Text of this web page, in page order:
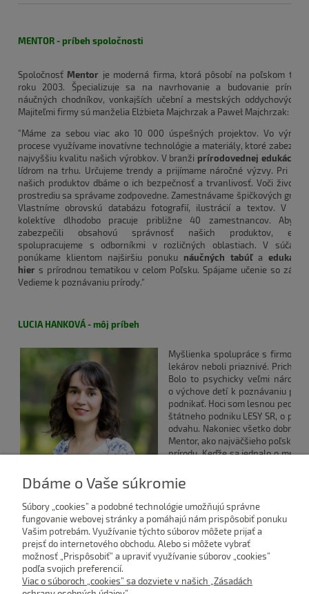
MENTOR - príbeh spoločnosti
Spoločnosť Mentor je moderná firma, ktorá pôsobí na poľskom trhu
roku 2003. Špecializuje sa na navrhovanie a budovanie
náučných chodníkov, vonkajších učební a mestských oddychových
Majiteľmi firmy sú manželia Elżbieta Majchrzak a Paweł Majchrzak:
"Máme za sebou viac ako 10 000 úspešných projektov. Vo
procese využívame inovatívne technológie a materiály, ktoré
najvyššiu kvalitu našich výrobkov. V branži prírodovednej edukácie
lídrom na trhu. Určujeme trendy a prijímame náročné výzvy. Pri
našich produktov dbáme o ich bezpečnosť a trvanlivosť. Voči
prostrediu sa správame zodpovedne. Zamestnávame špičkových
Vlastníme obrovskú databázu fotografií, ilustrácií a textov. V
kolektíve dlhodobo pracuje približne 40 zamestnancov. Aby
zabezpečili obsahovú správnosť našich produktov,
spolupracujeme s odborníkmi v rozličných oblastiach. V
ponúkame klientom najširšiu ponuku náučných tabúľa
hier s prírodnou tematikou v celom Poľsku. Spájame učenie so
Vedieme k poznávaniu prírody."
LUCIA HANKOVÁ - môj príbeh
Myšlienka spolupráce s firmou
lekárov neboli priaznivé.
Bolo to psychicky veľmi
o výchove detí k poznávaniu
podnikať. Hoci som lesnou
štátneho podniku LESY SR, o
odvahu. Nakoniec všetko dobre
Mentor, ako najväčšieho
prírodu. Keďže sa jednalo o
Slovensku. Podnikanie s malým
podnikateľské úspechy.
V súčasnosti máme na
územné celky, občianske
cestovného ruchu, národné
poľovníci, milovníci prírody a
Budúcnosť neberieme na ľahkú váhu. Naše produkty sú
Dbáme o Vaše súkromie
Súbory „cookies” a podobné technológie umožňujú správne
fungovanie webovej stránky a pomáhajú nám prispôsobiť ponuku
Vašim potrebám. Využívanie týchto súborov môžete prijať a
prejsť do internetového obchodu. Alebo si môžete vybrať
možnosť „Prispôsobiť” a upraviť využívanie súborov „cookies”
podľa svojich preferencií.
Viac o súboroch „cookies” sa dozviete v našich „Zásadách